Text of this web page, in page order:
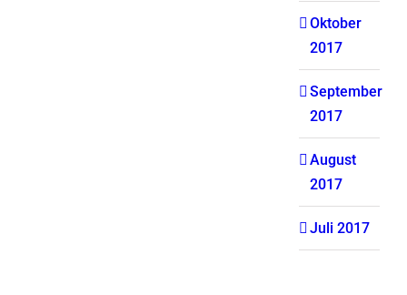
Oktober
2017
September
2017
August
2017
Juli 2017